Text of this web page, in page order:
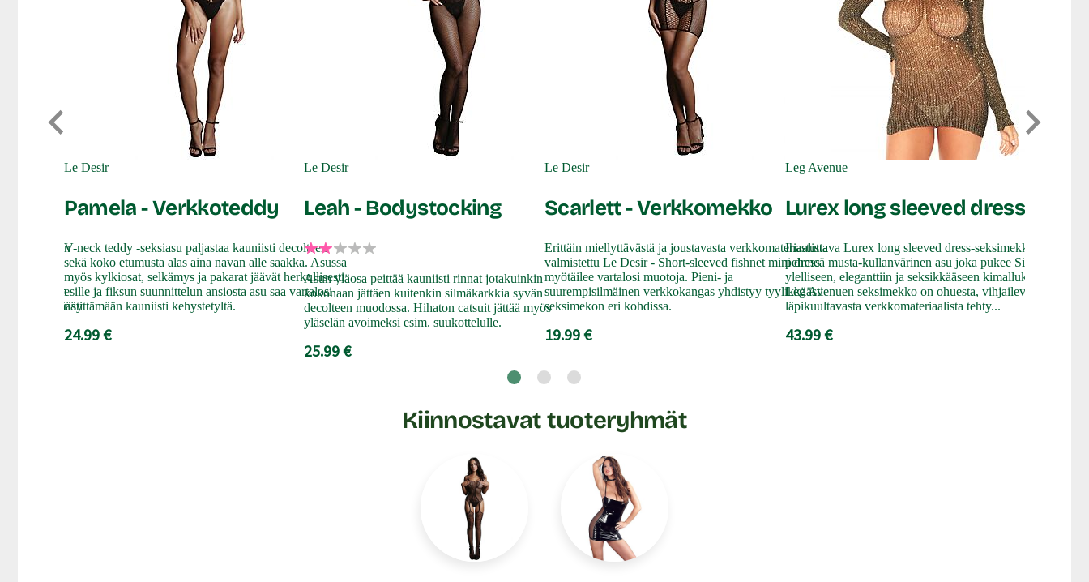
alusasujen
Catsuit on
ja seksikkäästi
Le Desir
Pamela - Verkkoteddy
V-neck teddy -seksiasu paljastaa kauniisti decolteen
sekä koko etumusta alas aina navan alle saakka. Asussa
myös kylkiosat, selkämys ja pakarat jäävät herkullisesti
esille ja fiksun suunnittelun ansiosta asu saa vartalosi
näyttämään kauniisti kehystetyltä.
24.99 €
Le Desir
Leah - Bodystocking
Asun yläosa peittää kauniisti rinnat jotakuinkin
kokonaan jättäen kuitenkin silmäkarkkia syvän
decolteen muodossa. Hihaton catsuit jättää myös
yläselän avoimeksi esim. suukottelulle.
25.99 €
Le Desir
Scarlett - Verkkomekko
Erittäin miellyttävästä ja joustavasta verkkomateriaalista
valmistettu Le Desir - Short-sleeved fishnet mini dress
myötäilee vartalosi muotoja. Pieni- ja
suurempisilmäinen verkkokangas yhdistyy tyylikkäästi
seksimekon eri kohdissa.
19.99 €
Leg Avenue
Lurex long sleeved dress
Ihastuttava Lurex long sleeved dress-seksimekko on
pehmeä musta-kullanvärinen asu joka pukee Sinut
ylelliseen, eleganttiin ja seksikkääseen kimallukseen!
Leg Avenuen seksimekko on ohuesta, vihjailevan
läpikuultavasta verkkomateriaalista tehty...
43.99 €
Le Desir
Kiinnostavat tuoteryhmät